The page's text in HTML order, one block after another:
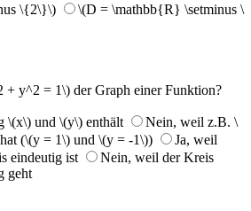
\{2\}\)
\(D = \mathbb{R} \setminus \
+ y^2 = 1\) der Graph einer Funktion?
\(x\) und \(y\) enthält
Nein, weil z.B. \
(\(y = 1\) und \(y = -1\))
Ja, weil
eindeutig ist
Nein, weil der Kreis
geht